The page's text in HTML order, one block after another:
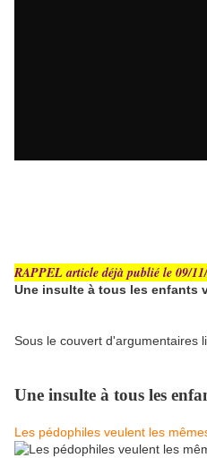
RAPPEL article déjà publié le 09/
Une insulte à tous les enfants
Sous le couvert d'argumentaires
Une insulte à tous les
Les pédophiles veulent les